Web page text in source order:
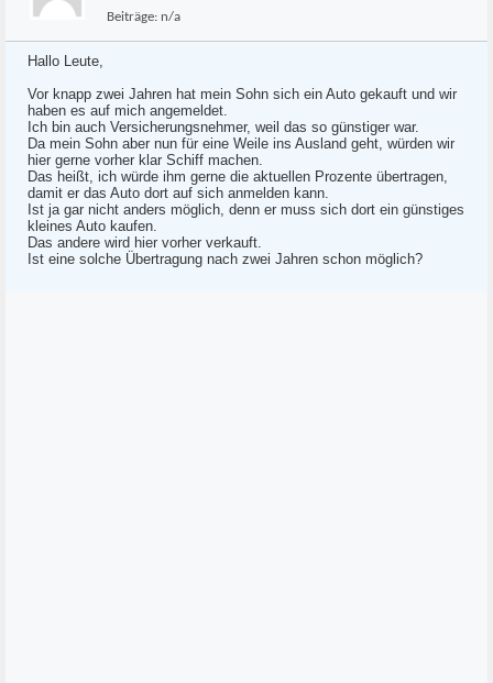
Beiträge: n/a
Hallo Leute,
Vor knapp zwei Jahren hat mein Sohn sich ein Auto gekauft und wir
haben es auf mich angemeldet.
Ich bin auch Versicherungsnehmer, weil das so günstiger war.
Da mein Sohn aber nun für eine Weile ins Ausland geht, würden wir
hier gerne vorher klar Schiff machen.
Das heißt, ich würde ihm gerne die aktuellen Prozente übertragen,
damit er das Auto dort auf sich anmelden kann.
Ist ja gar nicht anders möglich, denn er muss sich dort ein günstiges
kleines Auto kaufen.
Das andere wird hier vorher verkauft.
Ist eine solche Übertragung nach zwei Jahren schon möglich?